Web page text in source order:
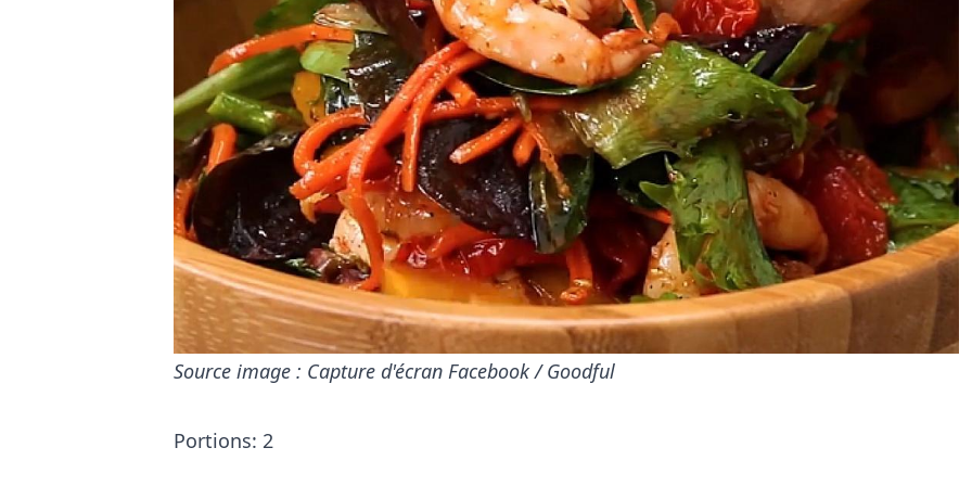
Source image : Capture d'écran Facebook / Goodful
Portions: 2